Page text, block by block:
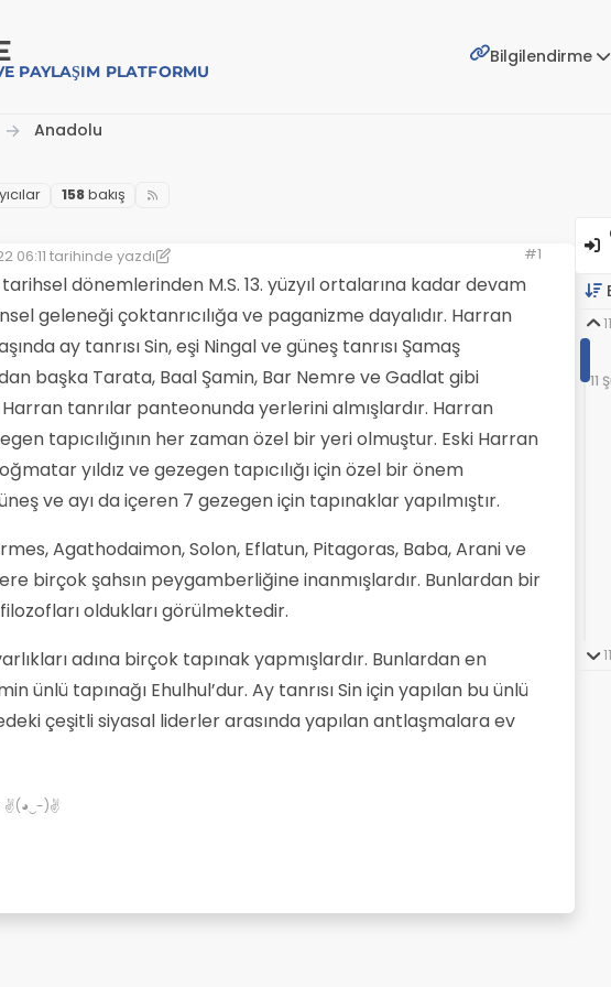
PAYLAŞIM PLATFORMU
Bilgilendirme
Anadolu
158 bakış
06:11 tarihinde yazdı
phi2 Kas 2022 06:11
#1
dönemlerinden M.S. 13. yüzyıl ortalarına kadar devam
geleneği çoktanrıcılığa ve paganizme dayalıdır. Harran
ay tanrısı Sin, eşi Ningal ve güneş tanrısı Şamaş
başka Tarata, Baal Şamin, Bar Nemre ve Gadlat gibi
tanrılar panteonunda yerlerini almışlardır. Harran
tapıcılığının her zaman özel bir yeri olmuştur. Eski Harran
yıldız ve gezegen tapıcılığı için özel bir önem
ve ayı da içeren 7 gezegen için tapınaklar yapılmıştır.
Agathodaimon, Solon, Eflatun, Pitagoras, Baba, Arani ve
birçok şahsın peygamberliğine inanmışlardır. Bunlardan bir
filozofları oldukları görülmektedir.
adına birçok tapınak yapmışlardır. Bunlardan en
ünlü tapınağı Ehulhul’dur. Ay tanrısı Sin için yapılan bu ünlü
çeşitli siyasal liderler arasında yapılan antlaşmalara ev
✌(◕‿-)✌
11